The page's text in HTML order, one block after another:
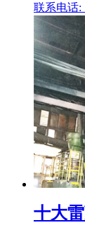
联系电话:
十大